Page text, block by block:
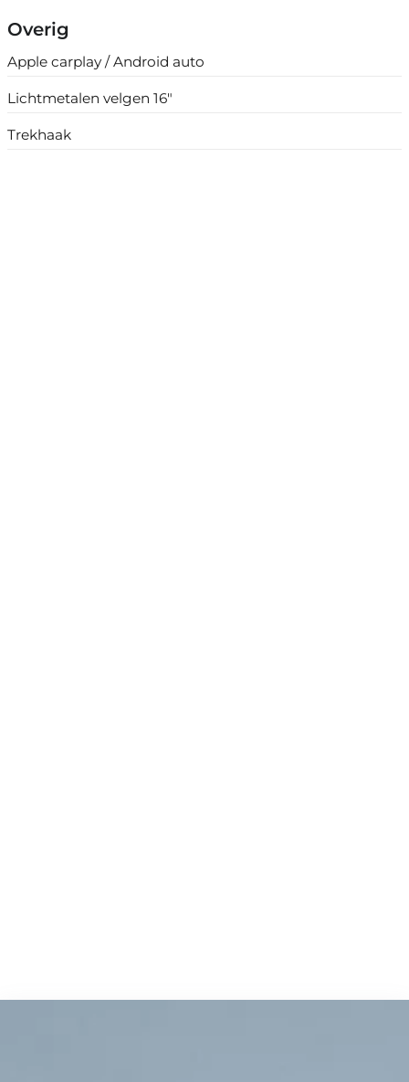
Overig
Apple carplay / Android auto
Lichtmetalen velgen 16"
Trekhaak